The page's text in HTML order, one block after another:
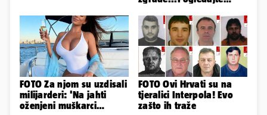
Kolumbiji
FOTO Za njom su uzdisali
milijarderi: 'Na jahti
oženjeni muškarci
FOTO Ovi Hrvati su na
tjeralici Interpola! Evo
zašto ih traže